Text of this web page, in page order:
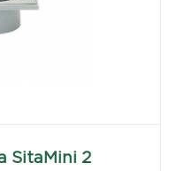
SitaMini 2